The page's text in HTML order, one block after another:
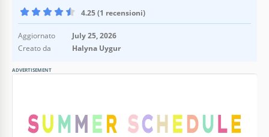
4.25 (1 recensioni)
Aggiornato
July 25, 2026
Creato da
Halyna Uygur
ADVERTISEMENT